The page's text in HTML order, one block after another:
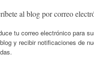
al blog por correo
tu correo electrónico para
y recibir notificaciones de